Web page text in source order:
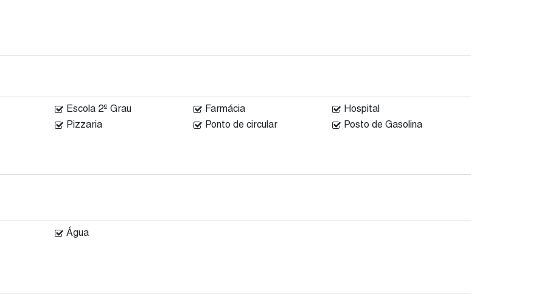
Escola 2º Grau Farmácia
Hospital
Pizzaria Ponto de circular
Posto de Gasolina
Água